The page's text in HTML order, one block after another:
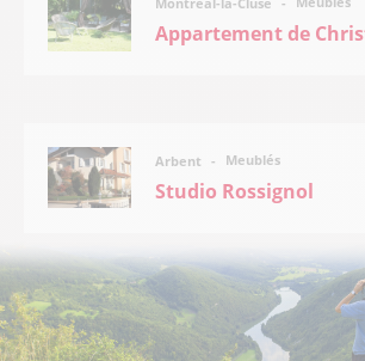
Appartement de
Arbent Meublés
Studio Rossignol